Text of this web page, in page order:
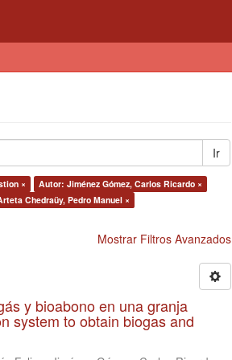
Ir
×
Autor: Jiménez Gómez, Carlos Ricardo ×
Chedraüy, Pedro Manuel ×
Mostrar Filtros Avanzados
y bioabono en una granja
system to obtain biogas and